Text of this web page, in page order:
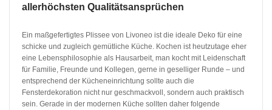
allerhöchsten Qualitätsansprüchen
Ein maßgefertigtes Plissee von Livoneo ist die ideale Deko für eine
schicke und zugleich gemütliche Küche. Kochen ist heutzutage eher
eine Lebensphilosophie als Hausarbeit, man kocht mit Leidenschaft
für Familie, Freunde und Kollegen, gerne in geselliger Runde – und
entsprechend der Kücheneinrichtung sollte auch die
Fensterdekoration nicht nur geschmackvoll, sondern auch praktisch
sein. Gerade in der modernen Küche sollten daher folgende